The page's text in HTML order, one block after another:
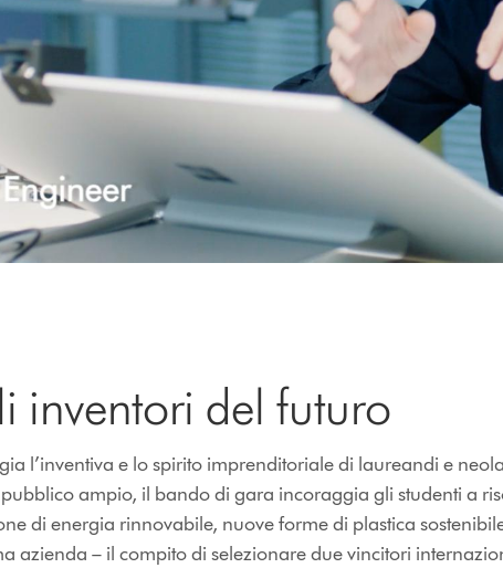
inventori del futuro
l’inventiva e lo spirito imprenditoriale di laureandi e
ampio, il bando di gara incoraggia gli studenti a
di energia rinnovabile, nuove forme di plastica
azienda – il compito di selezionare due vincitori